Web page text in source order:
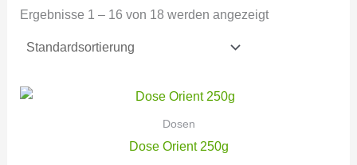
Ergebnisse 1 – 16 von 18 werden angezeigt
Dosen
Dose Orient 250g